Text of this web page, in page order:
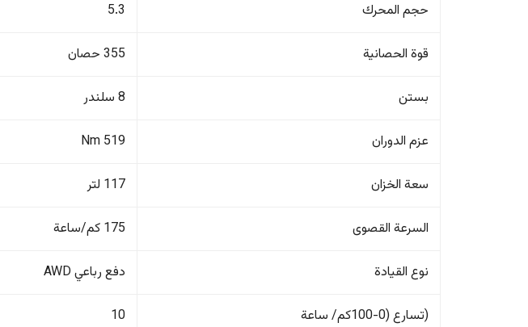
حجم المحرك 5.3
قوة الحصانية 355 حصان
بستن 8 سلندر
عزم الدوران 519 Nm
سعة الخزان 117 لتر
السرعة القصوى 175 كم/ساعة
نوع القيادة دفع رباعي AWD
(تسارع (0-100كم/ ساعة 10